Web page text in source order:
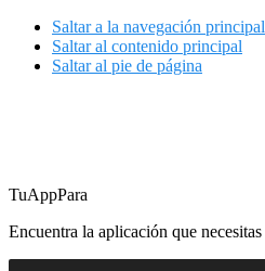
Saltar a la navegación principal
Saltar al contenido principal
Saltar al pie de página
TuAppPara
Encuentra la aplicación que necesitas